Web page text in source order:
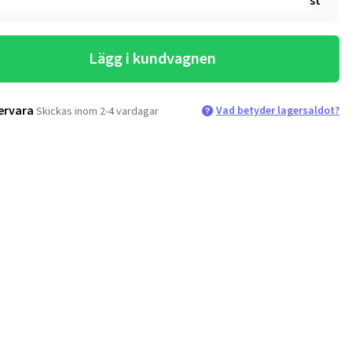
Lägg i kundvagnen
Skickas inom 2-4 vardagar Vad betyder lagersaldot?